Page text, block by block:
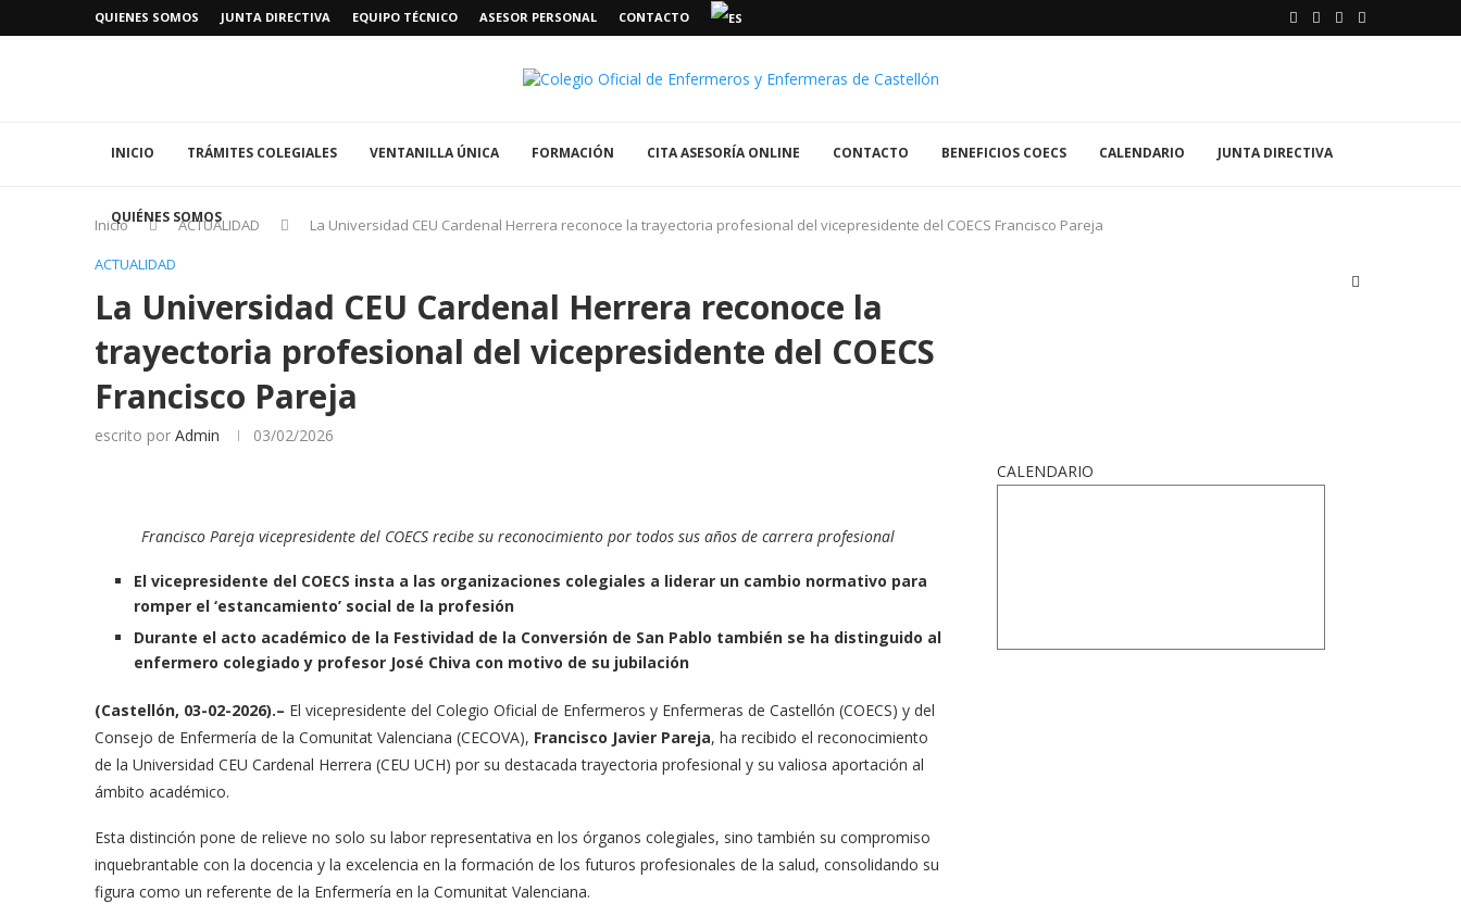
QUIENES SOMOS JUNTA DIRECTIVA EQUIPO TÉCNICO ASESOR PERSONAL CONTACTO
INICIO TRÁMITES COLEGIALES VENTANILLA ÚNICA FORMACIÓN CITA ASESORÍA ONLINE CONTACTO BENEFICIOS COECS CALENDARIO JUNTA DIRECTIVA
QUIÉNES SOMOS
Inicio ACTUALIDAD
La Universidad CEU Cardenal Herrera reconoce la trayectoria profesional del vicepresidente del COECS Francisco Pareja
ACTUALIDAD
La Universidad CEU Cardenal Herrera reconoce la
trayectoria profesional del vicepresidente del COECS
Francisco Pareja
escrito por Admin 03/02/2026
Francisco Pareja vicepresidente del COECS recibe su reconocimiento por todos sus años de carrera profesional
El vicepresidente del COECS insta a las organizaciones colegiales a liderar un cambio normativo para
romper el ‘estancamiento’ social de la profesión
Durante el acto académico de la Festividad de la Conversión de San Pablo también se ha distinguido al
enfermero colegiado y profesor José Chiva con motivo de su jubilación
(Castellón, 03-02-2026).– El vicepresidente del Colegio Oficial de Enfermeros y Enfermeras de Castellón (COECS) y del
Consejo de Enfermería de la Comunitat Valenciana (CECOVA), Francisco Javier Pareja, ha recibido el reconocimiento
de la Universidad CEU Cardenal Herrera (CEU UCH) por su destacada trayectoria profesional y su valiosa aportación al
ámbito académico.
Esta distinción pone de relieve no solo su labor representativa en los órganos colegiales, sino también su compromiso
inquebrantable con la docencia y la excelencia en la formación de los futuros profesionales de la salud, consolidando su
figura como un referente de la Enfermería en la Comunitat Valenciana.
CALENDARIO